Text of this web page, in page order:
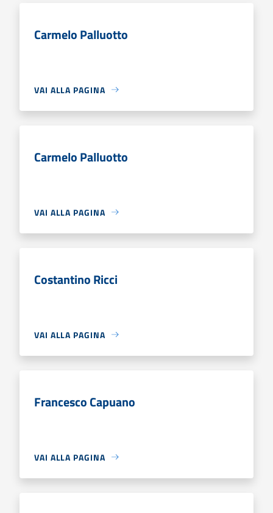
Carmelo Palluotto
VAI ALLA PAGINA
Carmelo Palluotto
VAI ALLA PAGINA
Costantino Ricci
VAI ALLA PAGINA
Francesco Capuano
VAI ALLA PAGINA